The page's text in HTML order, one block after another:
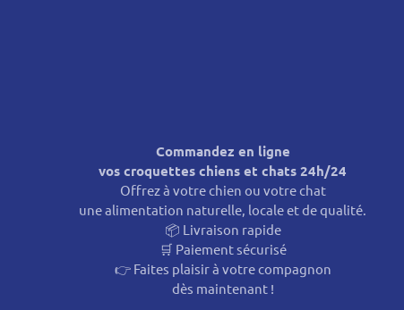
Commandez en ligne
vos croquettes chiens et chats 24h/24
Offrez à votre chien ou votre chat
une alimentation naturelle, locale et de qualité.
📦 Livraison rapide
🛒 Paiement sécurisé
👉 Faites plaisir à votre compagnon
dès maintenant !